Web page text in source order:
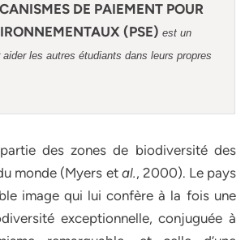
DE PAIEMENT POUR
(PSE) est un
les autres étudiants dans leurs propres
des zones de biodiversité des
monde (Myers et al., 2000). Le pays
image qui lui confère à la fois une
exceptionnelle, conjuguée à